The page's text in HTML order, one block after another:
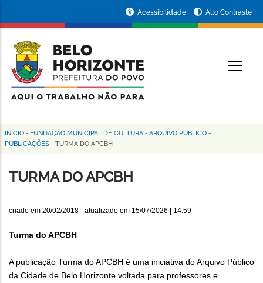
conteúdo
principal
da
Prefeitura
de
Horizonte
Acessibilidade Alto Contraste
Trilha
navegação
INÍCIO - FUNDAÇÃO MUNICIPAL DE CULTURA - ARQUIVO PÚBLICO -
PUBLICAÇÕES - TURMA DO APCBH
TURMA DO APCBH
criado em 20/02/2018 - atualizado em 15/07/2026 | 14:59
Turma do APCBH
A publicação Turma do APCBH é uma iniciativa do Arquivo Público
da Cidade de Belo Horizonte voltada para professores e